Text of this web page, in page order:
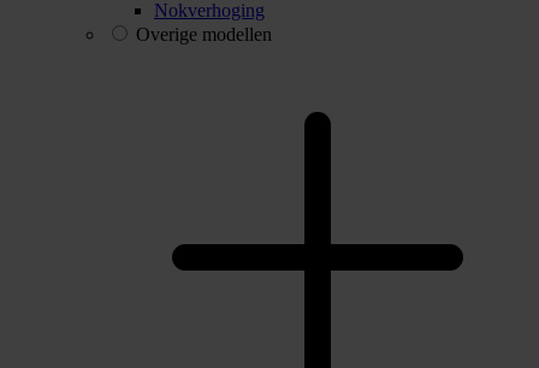
Nokverhoging
Overige modellen